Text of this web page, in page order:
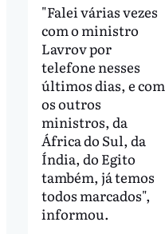
"Falei várias vezes
com o ministro
Lavrov por
telefone nesses
últimos dias, e com
os outros
ministros, da
África do Sul, da
Índia, do Egito
também, já temos
todos marcados",
informou.